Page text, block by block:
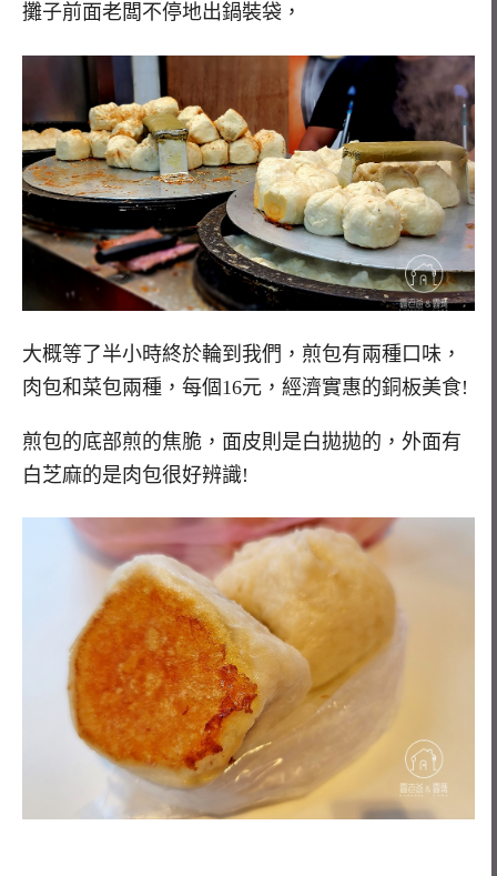
攤子前面老闆不停地出鍋裝袋，
大概等了半小時終於輪到我們，煎包有兩種口味，
肉包和菜包兩種，每個16元，經濟實惠的銅板美食!
煎包的底部煎的焦脆，面皮則是白拋拋的，外面有
白芝麻的是肉包很好辨識!